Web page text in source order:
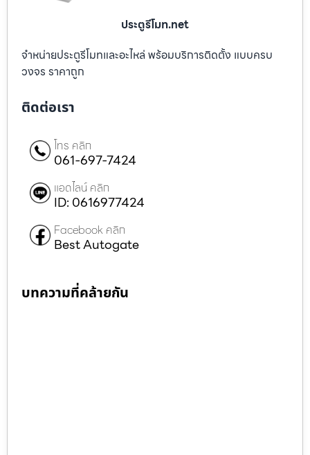
ประตูรีโมท.net
จำหน่ายประตูรีโมทและอะไหล่ พร้อมบริการติดตั้ง แบบครบ
วงจร ราคาถูก
ติดต่อเรา
โทร คลิก
061-697-7424
แอดไลน์ คลิก
ID: 0616977424
Facebook คลิก
Best Autogate
บทความที่คล้ายกัน